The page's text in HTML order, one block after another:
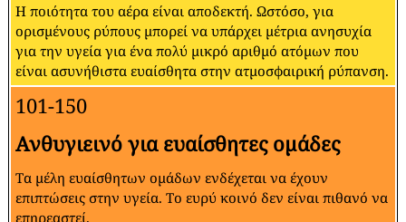
Η ποιότητα του αέρα είναι αποδεκτή. Ωστόσο, για
ορισμένους ρύπους μπορεί να υπάρχει μέτρια ανησυχία
για την υγεία για ένα πολύ μικρό αριθμό ατόμων που
είναι ασυνήθιστα ευαίσθητα στην ατμοσφαιρική ρύπανση.
101-150
Ανθυγιεινό για ευαίσθητες ομάδες
Τα μέλη ευαίσθητων ομάδων ενδέχεται να έχουν
επιπτώσεις στην υγεία. Το ευρύ κοινό δεν είναι πιθανό να
επηρεαστεί.